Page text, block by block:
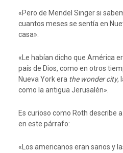
«Pero de Mendel Singer si
cuantos meses se sentía en
casa».
«Le habían dicho que América
país de Dios, como en otros
Nueva York era the wonder city,
como la antigua Jerusalén».
Es curioso como Roth describe
en este párrafo:
«Los americanos eran sanos y